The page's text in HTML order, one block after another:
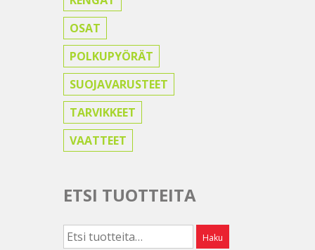
OSAT
POLKUPYÖRÄT
SUOJAVARUSTEET
TARVIKKEET
VAATTEET
ETSI TUOTTEITA
Etsi: Haku